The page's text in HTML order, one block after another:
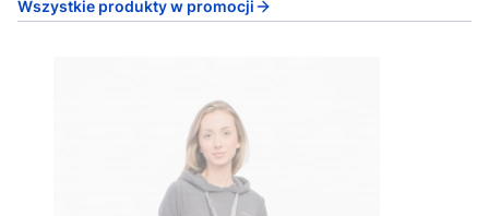
Wszystkie produkty w promocji